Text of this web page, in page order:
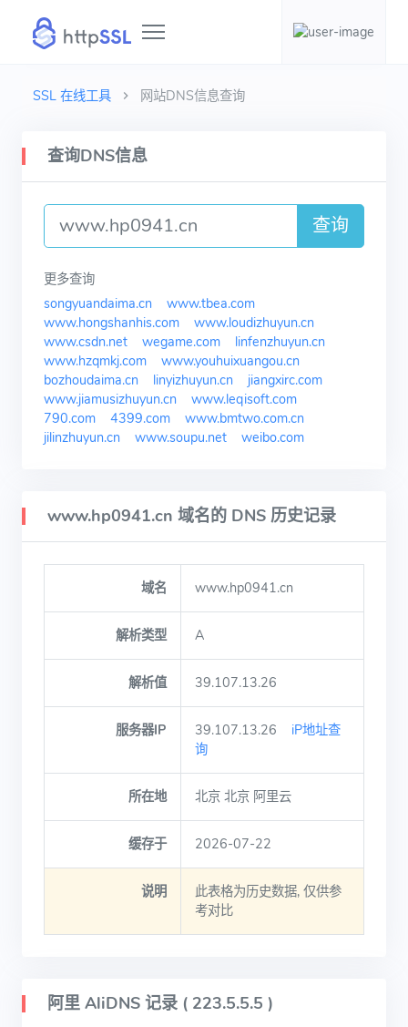
SSL 在线工具 网站DNS信息查询
查询DNS信息
查询
更多查询
songyuandaima.cn
www.tbea.com
www.hongshanhis.com
www.loudizhuyun.cn
www.csdn.net
wegame.com
linfenzhuyun.cn
www.hzqmkj.com
www.youhuixuangou.cn
bozhoudaima.cn
linyizhuyun.cn
jiangxirc.com
www.jiamusizhuyun.cn
www.leqisoft.com
790.com
4399.com
www.bmtwo.com.cn
jilinzhuyun.cn
www.soupu.net weibo.com
www.hp0941.cn 域名的 DNS 历史记录
域名 www.hp0941.cn
解析类型 A
解析值 39.107.13.26
服务器IP 39.107.13.26
iP地址查
询
所在地 北京 北京 阿里云
缓存于 2026-07-22
说明
此表格为历史数据, 仅供参
考对比
阿里 AliDNS 记录 ( 223.5.5.5 )